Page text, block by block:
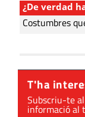
¿De verdad
Costumbres
T'ha
Subscriu-te
informació al